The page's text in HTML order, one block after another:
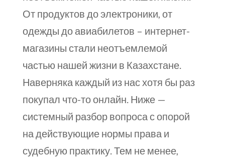
От продуктов до электроники, от
одежды до авиабилетов – интернет-
магазины стали неотъемлемой
частью нашей жизни в Казахстане.
Наверняка каждый из нас хотя бы раз
покупал что-то онлайн. Ниже —
системный разбор вопроса с опорой
на действующие нормы права и
судебную практику. Тем не менее,